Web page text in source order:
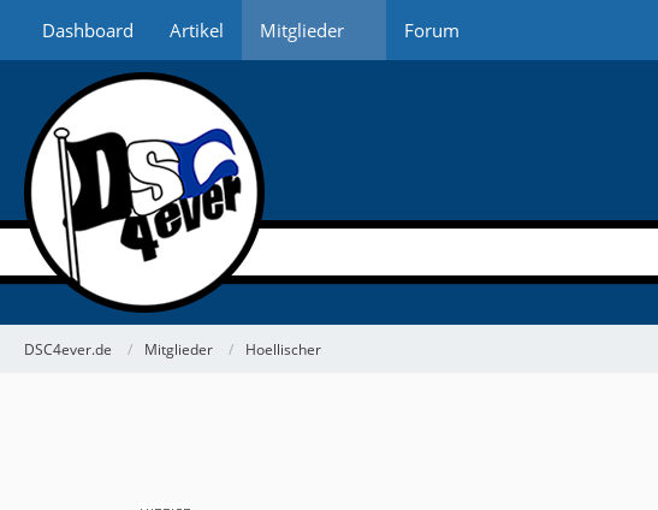
Dashboard Artikel Mitglieder Forum
DSC4ever.de Mitglieder Hoellischer